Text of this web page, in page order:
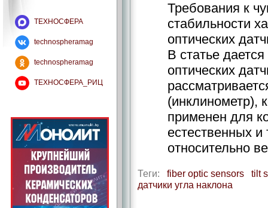
ТЕХНОСФЕРА
technospheramag
technospheramag
ТЕХНОСФЕРА_РИЦ
Требования к
стабильности
оптических
В статье
оптических
(инклинометр),
применен для
естественных и
относительно
Теги: fiber optic sensors
tilt
датчики угла наклона